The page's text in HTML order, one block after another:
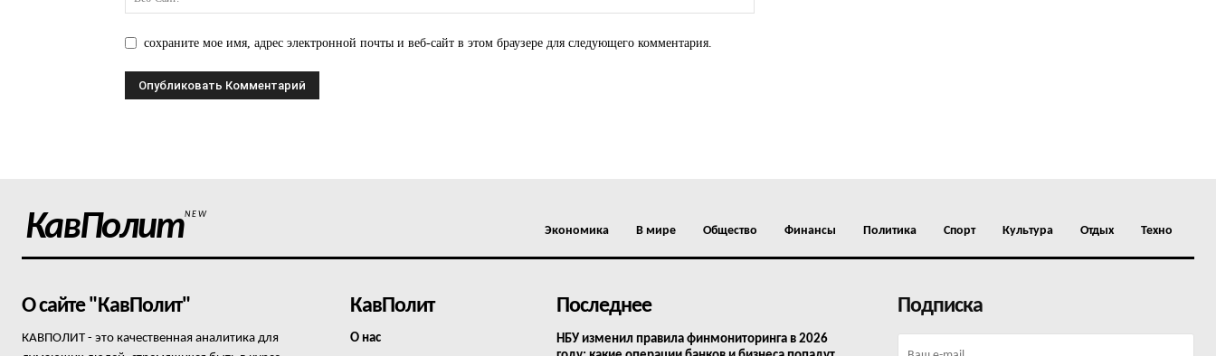
сохраните мое имя, адрес электронной почты и веб-сайт в этом браузере для следующего комментария.
КавПолитNEW
Экономика В мире Общество Финансы Политика Спорт Культура Отдых Техно
О сайте "КавПолит"
КАВПОЛИТ - это качественная аналитика для
КавПолит
О нас
Последнее
НБУ изменил правила финмониторинга в 2026
Подписка